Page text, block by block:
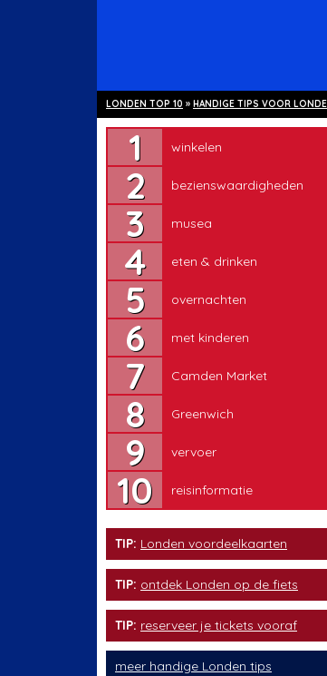
LONDEN TOP 10 » HANDIGE TIPS VOOR
winkelen
bezienswaardigheden
musea
eten & drinken
overnachten
met kinderen
Camden Market
Greenwich
vervoer
reisinformatie
winkelen
bezienswaardigheden
musea
eten & drinken
overnachten
met kinderen
Camden Market
Greenwich
vervoer
reisinformatie
TIP: Londen voordeelkaarten
TIP: ontdek Londen op de fiets
TIP: reserveer je tickets vooraf
meer handige Londen tips